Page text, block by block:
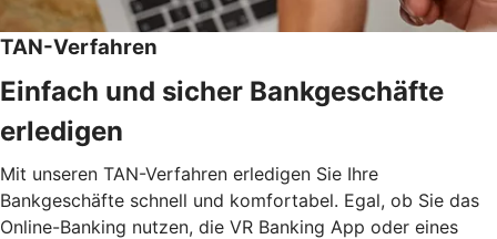
TAN-Verfahren
Einfach und sicher Bankgeschäfte
erledigen
Mit unseren TAN-Verfahren erledigen Sie Ihre
Bankgeschäfte schnell und komfortabel. Egal, ob Sie das
Online-Banking nutzen, die VR Banking App oder eines